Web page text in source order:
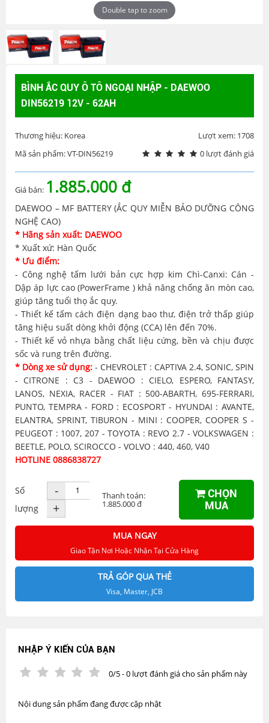
Double tap to zoom
BÌNH ẮC QUY Ô TÔ NGOẠI NHẬP - DAEWOO
DIN56219 12V - 62AH
Thương hiệu: Korea
Lượt xem: 1708
Mã sản phẩm: VT-DIN56219
0 lượt đánh giá
Giá bán: 1.885.000 đ
DAEWOO – MF BATTERY (ẮC QUY MIỄN BẢO DƯỠNG CÔNG
NGHỆ CAO)
* Hãng sản xuất: DAEWOO
* Xuất xứ: Hàn Quốc
* Ưu điểm:
- Công nghệ tấm lưới bản cực hợp kim Chì-Canxi: Cán -
Dập áp lực cao (PowerFrame ) khả năng chống ăn mòn cao,
giúp tăng tuổi thọ ắc quy.
- Thiết kế tấm cách điện dạng bao thư, điện trở thấp giúp
tăng hiệu suất dòng khởi động (CCA) lên đến 70%.
- Thiết kế vỏ nhựa bằng chất liệu cứng, bền và chịu được
sốc và rung trên đường.
* Dòng xe sử dụng: - CHEVROLET : CAPTIVA 2.4, SONIC, SPIN
- CITRONE : C3 - DAEWOO : CIELO, ESPERO, FANTASY,
LANOS, NEXIA, RACER - FIAT : 500-ABARTH, 695-FERRARI,
PUNTO, TEMPRA - FORD : ECOSPORT - HYUNDAI : AVANTE,
ELANTRA, SPRINT, TIBURON - MINI : COOPER, COOPER S -
PEUGEOT : 1007, 207 - TOYOTA : REVO 2.7 - VOLKSWAGEN :
BEETLE, POLO, SCIROCCO - VOLVO : 440, 460, V40
HOTLINE 0886838727
Số
lượng
-
+
Thanh toán:
1.885.000 đ
CHỌN
MUA
MUA NGAY
Giao Tận Nơi Hoặc Nhận Tại Cửa Hàng
TRẢ GÓP QUA THẺ
Visa, Master, JCB
NHẬP Ý KIẾN CỦA BẠN
0/5 - 0 lượt đánh giá cho sản phẩm này
Nội dung sản phẩm đang được cập nhật